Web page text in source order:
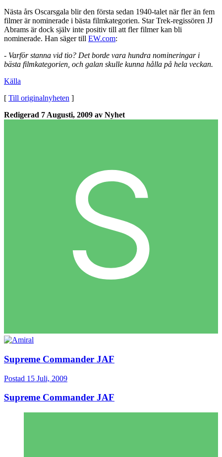
Nästa års Oscarsgala blir den första sedan 1940-talet när fler än fem
filmer är nominerade i bästa filmkategorien. Star Trek-regissören JJ
Abrams är dock själv inte positiv till att fler filmer kan bli
nominerade. Han säger till EW.com:
- Varför stanna vid tio? Det borde vara hundra nomineringar i
bästa filmkategorien, och galan skulle kunna hålla på hela veckan.
Källa
[ Till originalnyheten ]
Redigerad 7 Augusti, 2009 av Nyhet
Supreme Commander JAF
Postad 15 Juli, 2009
Supreme Commander JAF